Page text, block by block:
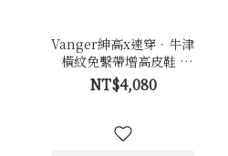
Vanger紳高x速穿．牛津
橫紋免繫帶增高皮鞋 -
Va289黑
NT$4,080